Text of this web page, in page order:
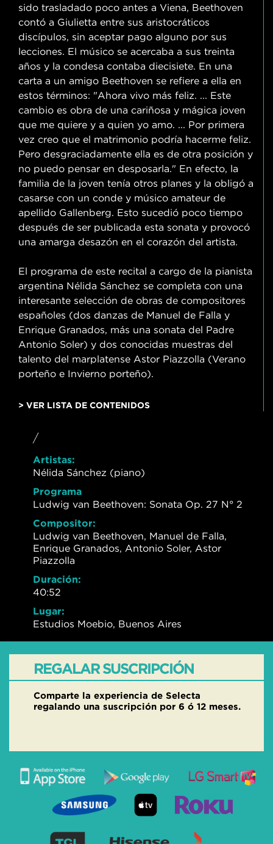
sido trasladado poco antes a Viena, Beethoven
contó a Giulietta entre sus aristocráticos
discípulos, sin aceptar pago alguno por sus
lecciones. El músico se acercaba a sus treinta
años y la condesa contaba diecisiete. En una
carta a un amigo Beethoven se refiere a ella en
estos términos: "Ahora vivo más feliz. ... Este
cambio es obra de una cariñosa y mágica joven
que me quiere y a quien yo amo. ... Por primera
vez creo que el matrimonio podría hacerme feliz.
Pero desgraciadamente ella es de otra posición y
no puedo pensar en desposarla." En efecto, la
familia de la joven tenía otros planes y la obligó a
casarse con un conde y músico amateur de
apellido Gallenberg. Esto sucedió poco tiempo
después de ser publicada esta sonata y provocó
una amarga desazón en el corazón del artista.
El programa de este recital a cargo de la pianista
argentina Nélida Sánchez se completa con una
interesante selección de obras de compositores
españoles (dos danzas de Manuel de Falla y
Enrique Granados, más una sonata del Padre
Antonio Soler) y dos conocidas muestras del
talento del marplatense Astor Piazzolla (Verano
porteño e Invierno porteño).
> VER LISTA DE CONTENIDOS
/
Artistas:
Nélida Sánchez (piano)
Programa
Ludwig van Beethoven: Sonata Op. 27 N° 2
Compositor:
Ludwig van Beethoven, Manuel de Falla,
Enrique Granados, Antonio Soler, Astor
Piazzolla
Duración:
40:52
Lugar:
Estudios Moebio, Buenos Aires
REGALAR SUSCRIPCIÓN
Comparte la experiencia de Selecta
regalando una suscripción por 6 ó 12 meses.